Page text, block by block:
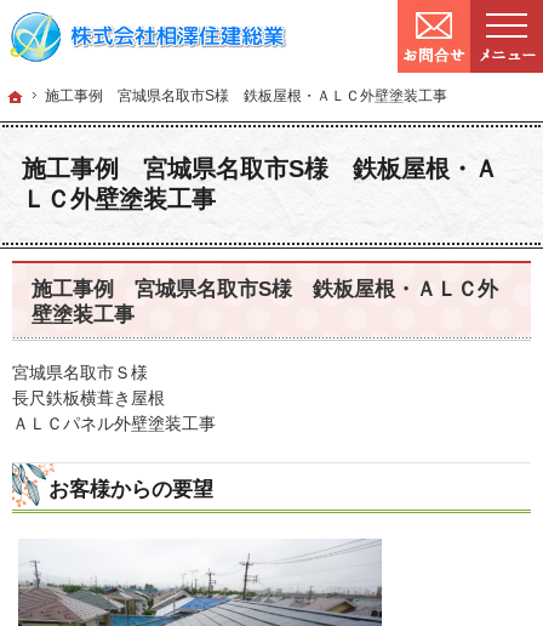
ホーム
施工事例 宮城県名取市S様 鉄板屋根・ＡＬＣ外壁塗装工事
施工事例 宮城県名取市S様 鉄板屋根・Ａ
ＬＣ外壁塗装工事
確かな技術と信頼。宮城県仙台市の塗装・リフォームを手がける工務店なら当社へ
宮城県仙台市の塗装・リフォームなら工務店の相澤住建総業
施工事例 宮城県名取市S様 鉄板屋根・ＡＬＣ外
壁塗装工事
宮城県名取市Ｓ様
長尺鉄板横葺き屋根
ＡＬＣパネル外壁塗装工事
お客様からの要望
ホーム施工事例 宮